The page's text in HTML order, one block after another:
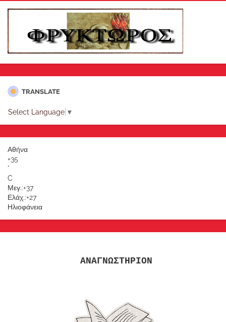
TRANSLATE
Select Language ▼
Αθήνα
+35
°
C
Μεγ.:+37
Ελάχ.:+27
Ηλιοφάνεια
ΑΝΑΓΝΩΣΤΗΡΙΟΝ